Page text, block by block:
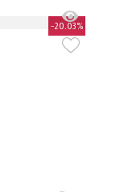
-20.03%